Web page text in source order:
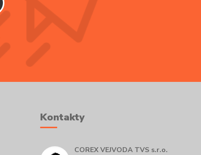
Kontakty
COREX VEJVODA TVS s.r.o.